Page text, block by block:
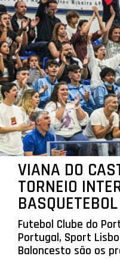
VIANA DO
TORNEIO
BASQUETEBOL
Futebol Clube do
Portugal, Sport
Baloncesto são os